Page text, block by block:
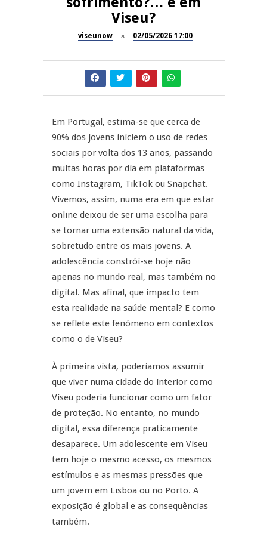
Exames Nacionais
Tradidanças em São Pedro do
JUIZ ESCLARECE
A Juiz Esclarece – Medidas a
Inauguração Loja do Cidadão
S.J. Pesqueira
Barrelas Summer Fest em Vila
Nova de Paiva
Viseu?
viseunow 02/05/2026 17:00
Em Portugal, estima-se que cerca de
90% dos jovens iniciem o uso de redes
sociais por volta dos 13 anos, passando
muitas horas por dia em plataformas
como Instagram, TikTok ou Snapchat.
Vivemos, assim, numa era em que estar
online deixou de ser uma escolha para
se tornar uma extensão natural da vida,
sobretudo entre os mais jovens. A
adolescência constrói-se hoje não
apenas no mundo real, mas também no
digital. Mas afinal, que impacto tem
esta realidade na saúde mental? E como
se reflete este fenómeno em contextos
como o de Viseu?
À primeira vista, poderíamos assumir
que viver numa cidade do interior como
Viseu poderia funcionar como um fator
de proteção. No entanto, no mundo
digital, essa diferença praticamente
desaparece. Um adolescente em Viseu
tem hoje o mesmo acesso, os mesmos
estímulos e as mesmas pressões que
um jovem em Lisboa ou no Porto. A
exposição é global e as consequências
também.